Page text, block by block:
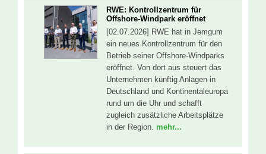
RWE: Kontrollzentrum für
Offshore-Windpark eröffnet
[02.07.2026] RWE hat in Jemgum
ein neues Kontrollzentrum für den
Betrieb seiner Offshore-Windparks
eröffnet. Von dort aus steuert das
Unternehmen künftig Anlagen in
Deutschland und Kontinentaleuropa
rund um die Uhr und schafft
zugleich zusätzliche Arbeitsplätze
in der Region. mehr...